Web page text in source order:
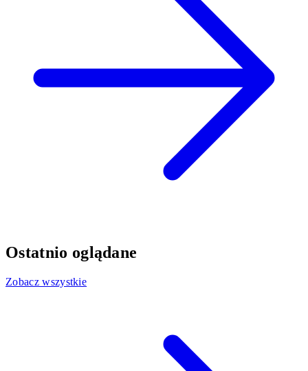
Ostatnio oglądane
Zobacz wszystkie